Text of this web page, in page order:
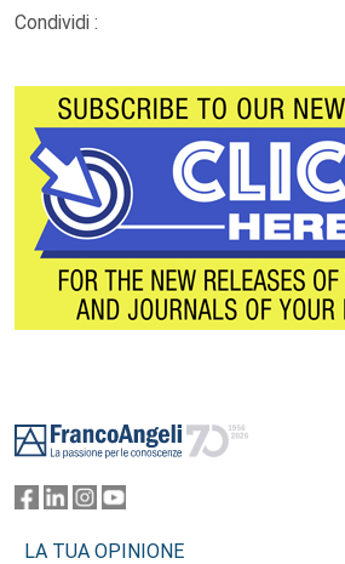
Condividi :
LA TUA OPINIONE